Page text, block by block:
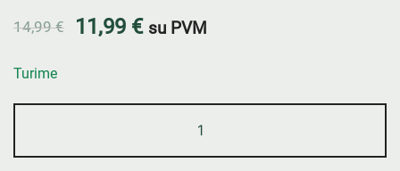
14,99€ 11,99 € su PVM
Turime